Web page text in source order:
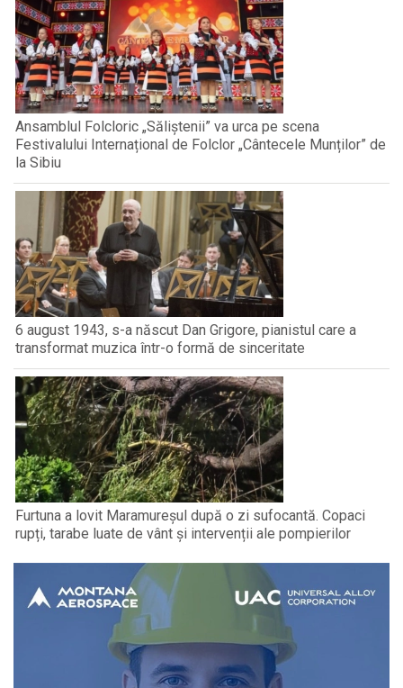
Ansamblul Folcloric „Săliștenii” va urca pe scena
Festivalului Internațional de Folclor „Cântecele Munților” de
la Sibiu
6 august 1943, s-a născut Dan Grigore, pianistul care a
transformat muzica într-o formă de sinceritate
Furtuna a lovit Maramureșul după o zi sufocantă. Copaci
rupți, tarabe luate de vânt și intervenții ale pompierilor